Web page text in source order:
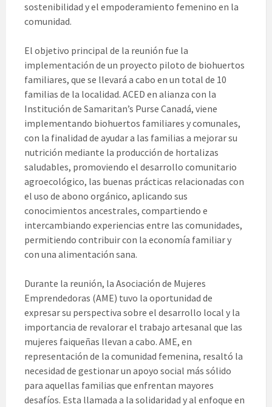
sostenibilidad y el empoderamiento femenino en la
comunidad.
El objetivo principal de la reunión fue la
implementación de un proyecto piloto de biohuertos
familiares, que se llevará a cabo en un total de 10
familias de la localidad. ACED en alianza con la
Institución de Samaritan’s Purse Canadá, viene
implementando biohuertos familiares y comunales,
con la finalidad de ayudar a las familias a mejorar su
nutrición mediante la producción de hortalizas
saludables, promoviendo el desarrollo comunitario
agroecológico, las buenas prácticas relacionadas con
el uso de abono orgánico, aplicando sus
conocimientos ancestrales, compartiendo e
intercambiando experiencias entre las comunidades,
permitiendo contribuir con la economía familiar y
con una alimentación sana.
Durante la reunión, la Asociación de Mujeres
Emprendedoras (AME) tuvo la oportunidad de
expresar su perspectiva sobre el desarrollo local y la
importancia de revalorar el trabajo artesanal que las
mujeres faiqueñas llevan a cabo. AME, en
representación de la comunidad femenina, resaltó la
necesidad de gestionar un apoyo social más sólido
para aquellas familias que enfrentan mayores
desafíos. Esta llamada a la solidaridad y al enfoque en